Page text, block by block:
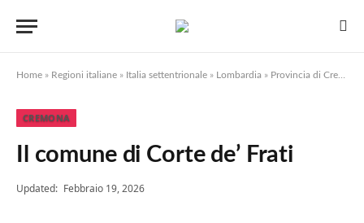
Home » Regioni italiane » Italia settentrionale » Lombardia » Provincia di Cremona
CREMONA
Il comune di Corte de’ Frati
Updated: Febbraio 19, 2026